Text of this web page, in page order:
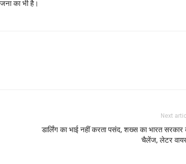
का भी है।
Next
डार्लिंग का भाई नहीं करता पसंद, शख्स का भारत सरकार
चैलेंज, लेटर